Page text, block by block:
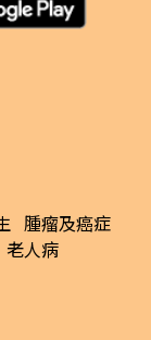
腫瘤及癌症
老人病